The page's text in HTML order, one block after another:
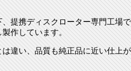
提携ディスクローター専門工場で
製作しています。
違い、品質も純正品に近い仕上が